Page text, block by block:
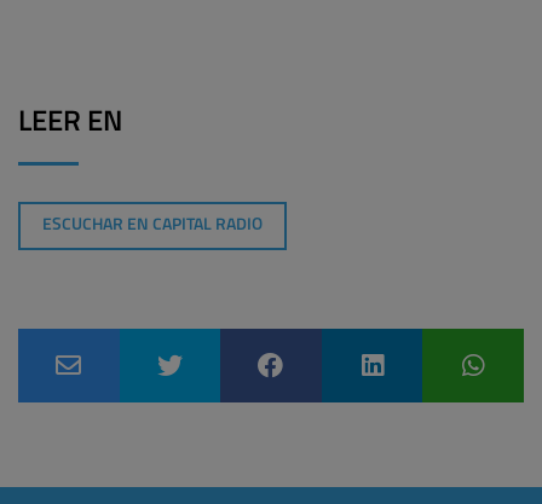
LEER EN
ESCUCHAR EN CAPITAL RADIO